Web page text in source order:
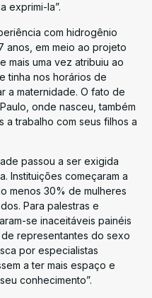
exprimi-la”.
com hidrogênio
anos, em meio ao projeto
mais uma vez atribuiu ao
tinha nos horários de
a maternidade. O fato de
onde nasceu, também
a trabalho com seus filhos a
passou a ser exigida
Instituições começaram a
menos 30% de mulheres
Para palestras e
se inaceitáveis painéis
representantes do sexo
por especialistas
a ter mais espaço e
conhecimento”.